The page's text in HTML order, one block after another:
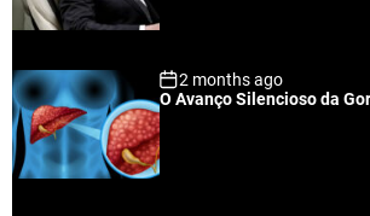
r
2 months ago
O Avanço Silencioso da